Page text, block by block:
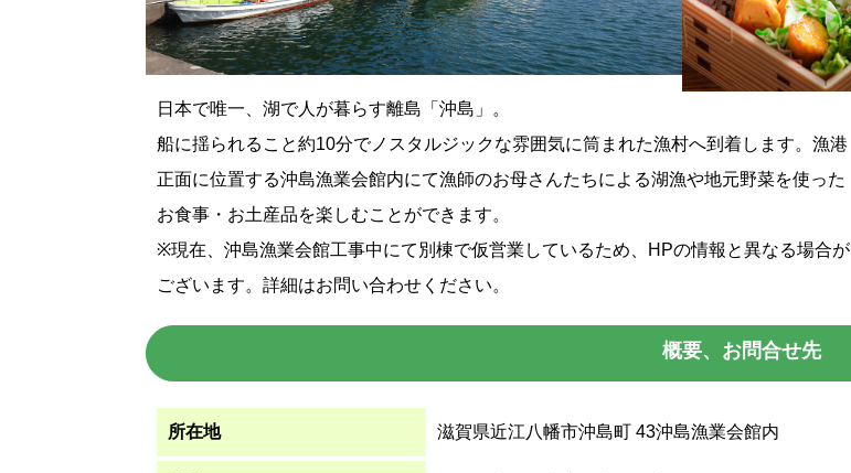
日本で唯一、湖で人が暮らす離島「沖島」。
船に揺られること約10分でノスタルジックな雰囲気に筒まれた漁村へ到着します。漁港
正面に位置する沖島漁業会館内にて漁師のお母さんたちによる湖漁や地元野菜を使った
お食事・お土産品を楽しむことができます。
※現在、沖島漁業会館工事中にて別棟で仮営業しているため、HPの情報と異なる場合が
ございます。詳細はお問い合わせください。
概要、お問合せ先
所在地 滋賀県近江八幡市沖島町 43沖島漁業会館内